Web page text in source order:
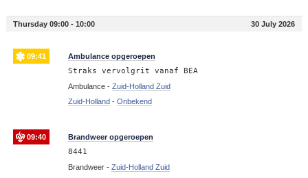
Thursday 09:00 - 10:00 30 July 2026
09:41 Ambulance opgeroepen
Straks vervolgrit vanaf BEA
Ambulance - Zuid-Holland Zuid
Zuid-Holland - Onbekend
09:40 Brandweer opgeroepen
8441
Brandweer - Zuid-Holland Zuid